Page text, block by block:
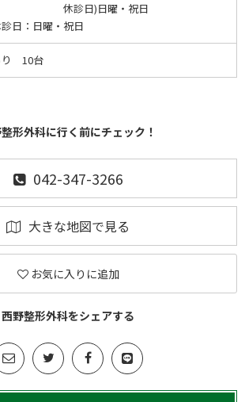
休診日)日曜・祝日
日： 日曜・祝日
り 10台
形外科に行く前にチェック！
042-347-3266
大きな地図で見る
お気に入りに追加
西野整形外科をシェアする